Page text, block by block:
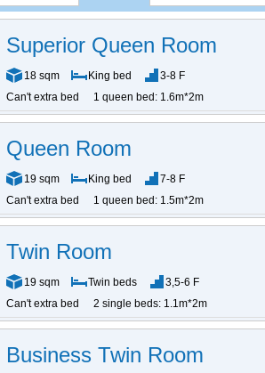
Superior Queen Room
18 sqm King bed
3-8 F
Can't extra bed
1 queen bed: 1.6m*2m
Queen Room
19 sqm King bed
7-8 F
Can't extra bed
1 queen bed: 1.5m*2m
Twin Room
19 sqm Twin beds
3,5-6 F
Can't extra bed
2 single beds: 1.1m*2m
Business Twin Room